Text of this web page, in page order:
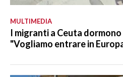
MULTIMEDIA
I migranti a Ceuta
"Vogliamo entrare in